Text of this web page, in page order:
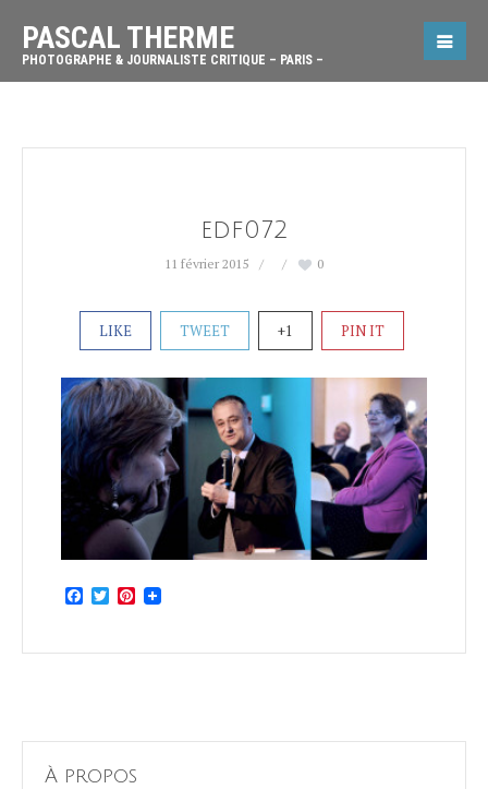
PASCAL THERME
PHOTOGRAPHE & JOURNALISTE CRITIQUE – PARIS –
edf072
11 février 2015 0
LIKE TWEET +1 PIN IT
Facebook
TwitterPinterest
À propos